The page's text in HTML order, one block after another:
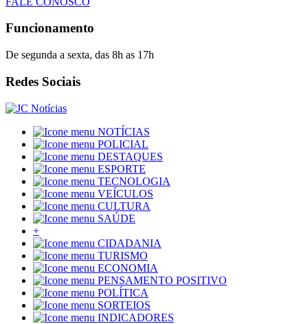
Funcionamento
De segunda a sexta, das 8h as 17h
Redes Sociais
NOTÍCIAS
POLICIAL
DESTAQUES
ESPORTE
TECNOLOGIA
VEÍCULOS
CULTURA
SAÚDE
+
CIDADANIA
TURISMO
ECONOMIA
PENSAMENTO POSITIVO
POLÍTICA
SORTEIOS
INDICADORES